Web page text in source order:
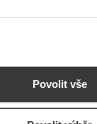
Povolit vše